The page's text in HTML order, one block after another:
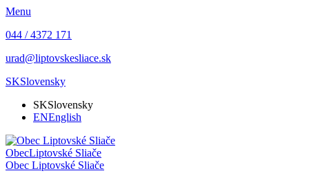
Menu
044 / 4372 171
urad@liptovskesliace.sk
SKSlovensky
SKSlovensky
ENEnglish
ObecLiptovské Sliače
Obec Liptovské Sliače